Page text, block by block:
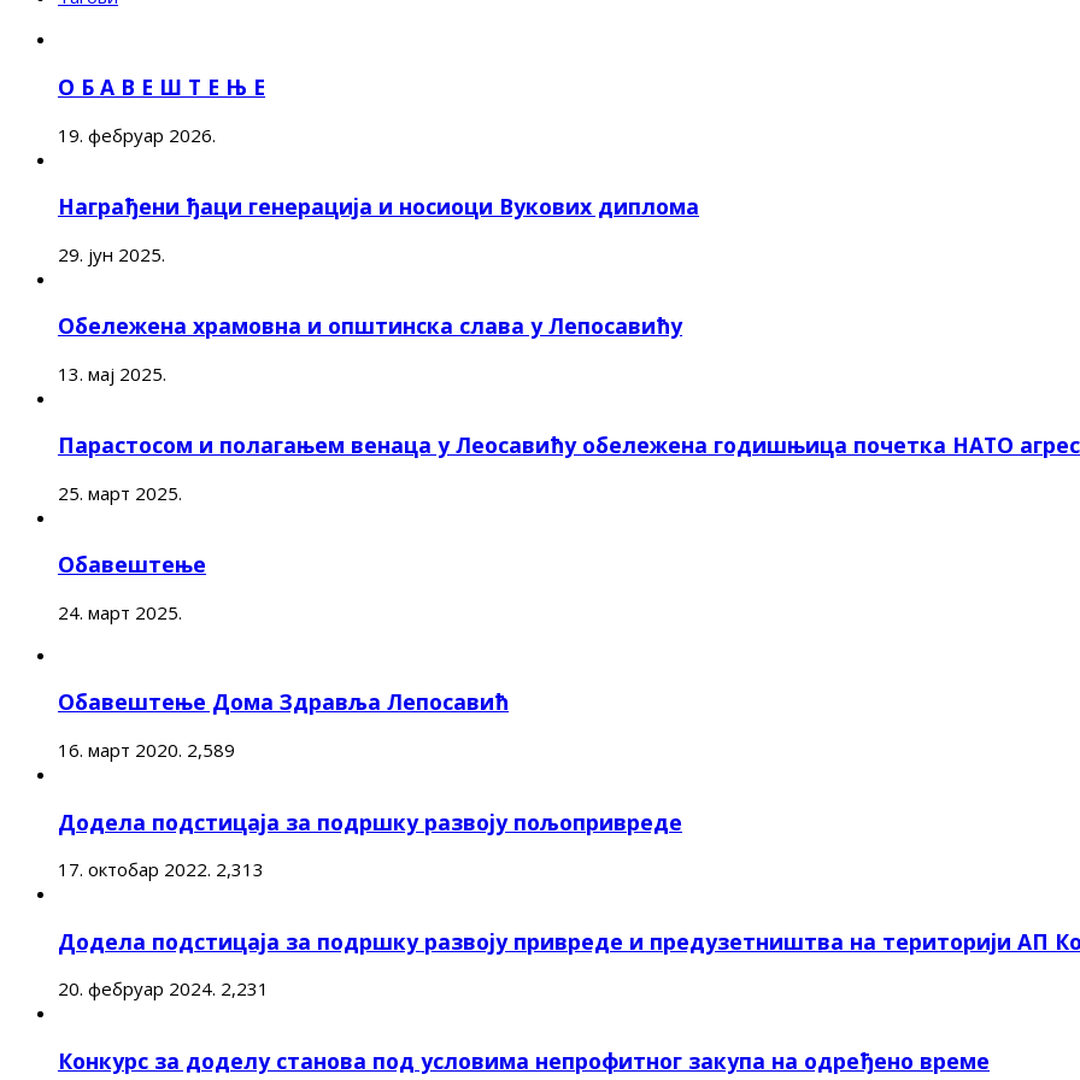
О Б А В Е Ш Т Е Њ Е
19. фебруар 2026.
Награђени ђаци генерација и носиоци Вукових диплома
29. јун 2025.
Обележена храмовна и општинска слава у Лепосавићу
13. мај 2025.
Парастосом и полагањем венаца у Леосавићу обележена годишњица почетка НАТО
25. март 2025.
Обавештење
24. март 2025.
Обавештење Дома Здравља Лепосавић
16. март 2020. 2,589
Додела подстицаја за подршку развоју пољопривреде
17. октобар 2022. 2,313
Додела подстицаја за подршку развоју привреде и предузетништва на територији АП
20. фебруар 2024. 2,231
Конкурс за доделу станова под условима непрофитног закупа на одређено време